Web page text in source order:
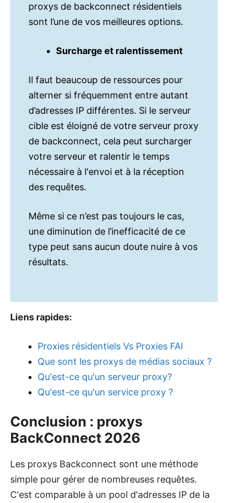
proxys de backconnect résidentiels
sont l’une de vos meilleures options.
Surcharge et ralentissement
Il faut beaucoup de ressources pour
alterner si fréquemment entre autant
d’adresses IP différentes. Si le serveur
cible est éloigné de votre serveur proxy
de backconnect, cela peut surcharger
votre serveur et ralentir le temps
nécessaire à l'envoi et à la réception
des requêtes.
Même si ce n’est pas toujours le cas,
une diminution de l’inefficacité de ce
type peut sans aucun doute nuire à vos
résultats.
Liens rapides:
Proxies résidentiels Vs Proxies FAI
Que sont les proxys de médias sociaux ?
Qu'est-ce qu'un serveur proxy?
Qu'est-ce qu'un service proxy ?
Conclusion : proxys
BackConnect 2026
Les proxys Backconnect sont une méthode
simple pour gérer de nombreuses requêtes.
C'est comparable à un pool d'adresses IP de la